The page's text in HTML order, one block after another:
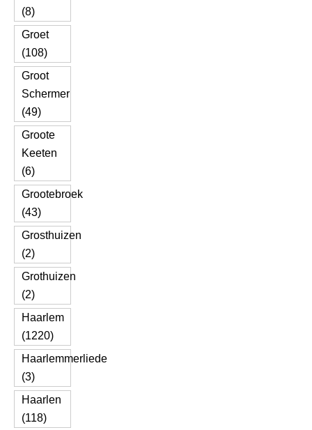
(8)
Groet
(108)
Groot
Schermer
(49)
Groote
Keeten
(6)
Grootebroek
(43)
Grosthuizen
(2)
Grothuizen
(2)
Haarlem
(1220)
Haarlemmerliede
(3)
Haarlen
(118)